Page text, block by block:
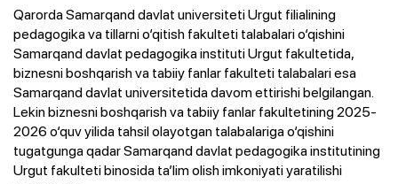
Qarorda Samarqand davlat universiteti Urgut filialining
pedagogika va tillarni o‘qitish fakulteti talabalari o‘qishini
Samarqand davlat pedagogika instituti Urgut fakultetida,
biznesni boshqarish va tabiiy fanlar fakulteti talabalari esa
Samarqand davlat universitetida davom ettirishi belgilangan.
Lekin biznesni boshqarish va tabiiy fanlar fakultetining 2025-
2026 o‘quv yilida tahsil olayotgan talabalariga o‘qishini
tugatgunga qadar Samarqand davlat pedagogika institutining
Urgut fakulteti binosida ta’lim olish imkoniyati yaratilishi